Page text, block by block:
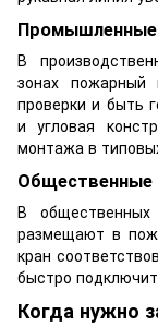
Промышленные
В
зонах пожарный
проверки и быть
и угловая
монтажа в
Общественные
В
размещают в
кран
быстро
Когда нужно